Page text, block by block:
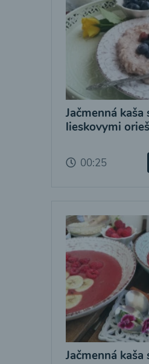
Jačmenná kaša
lieskovymi
00:25
Jačmenná kaša